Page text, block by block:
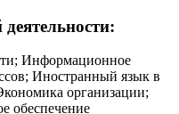
Информационное
Иностранный язык в
организации;
обеспечение